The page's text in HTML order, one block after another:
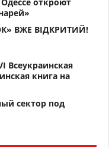
откроют
ВЖЕ ВІДКРИТИЙ!
Всеукраинская
книга на
сектор под